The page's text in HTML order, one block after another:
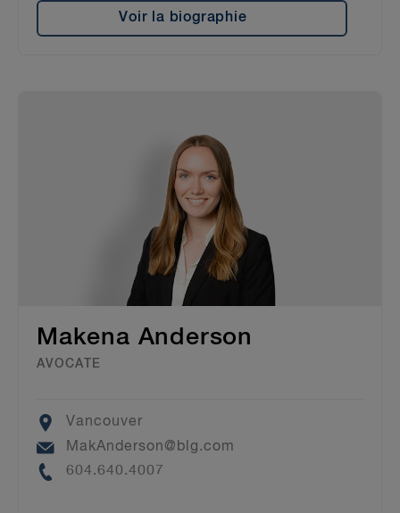
Voir la biographie
Makena Anderson
AVOCATE
Location
Vancouver
EmailMakAnderson@blg.com
Phone
604.640.4007